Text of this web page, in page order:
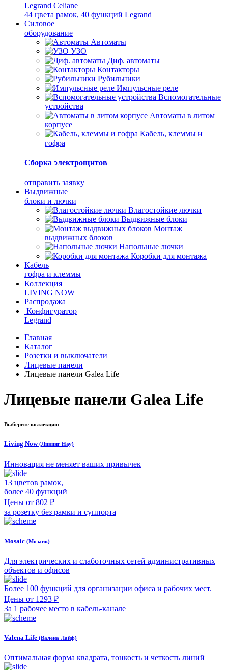
Legrand Celiane
44 цвета рамок, 40 функций Legrand
Силовое
оборудование
Автоматы
УЗО
Диф. автоматы
Контакторы
Рубильники
Импульсные реле
Вспомогательные
устройства
Автоматы в литом
корпусе
Кабель, клеммы и
гофра
Сборка электрощитов
отправить заявку
Выдвижные
блоки и лючки
Влагостойкие лючки
Выдвижные блоки
Монтаж
выдвижных блоков
Напольные лючки
Коробки для монтажа
Кабель
гофра и клеммы
Коллекция
LIVING NOW
Распродажа
Конфигуратор
Legrand
Главная
Каталог
Розетки и выключатели
Лицевые панели
Лицевые панели Galea Life
Лицевые панели Galea Life
Выберите коллекцию
Living Now(Ливинг Нау)
Инновация не меняет ваших привычек
13 цветов рамок,
более 40 функций
Цены от 802 ₽
за розетку без рамки и суппорта
Mosaic (Мозаик)
Для электрических и слаботочных сетей административных
объектов и офисов
Более 100 функций для организации офиса и рабочих мест.
Цены от 1293 ₽
За 1 рабочее место в кабель-канале
Valena Life (Валена Лайф)
Оптимальная форма квадрата, тонкость и четкость линий